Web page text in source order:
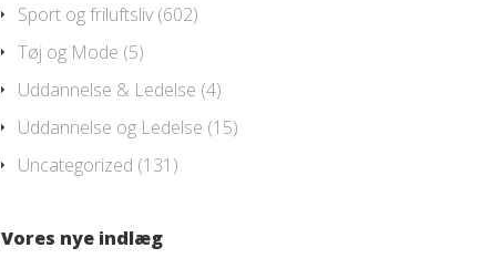
Sport og friluftsliv (602)
Tøj og Mode (5)
Uddannelse & Ledelse (4)
Uddannelse og Ledelse (15)
Uncategorized (131)
Vores nye indlæg